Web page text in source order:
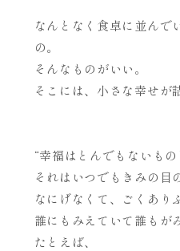
なんとなく食卓に並んで
の。
そんなものがいい。
そこには、小さな幸せが
“幸福はとんでもないもの
それはいつでもきみの目
なにげなくて、ごくあり
誰にもみえていて誰もが
たとえば、